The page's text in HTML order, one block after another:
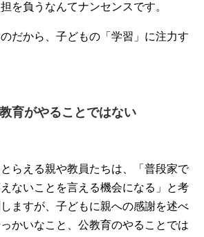
を負うなんてナンセンスです。
だから、子どもの「学習」に注力す
育がやることではない
らえる親や教員たちは、「普段家で
ないことを言える機会になる」と考
ますが、子どもに親への感謝を述べ
かいなこと、公教育のやることでは